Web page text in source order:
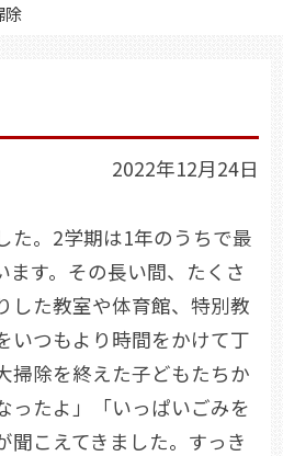
除
2022年12月24日
た。2学期は1年のうちで最
ます。その長い間、たくさ
した教室や体育館、特別教
いつもより時間をかけて丁
掃除を終えた子どもたちか
ったよ」「いっぱいごみを
聞こえてきました。すっき